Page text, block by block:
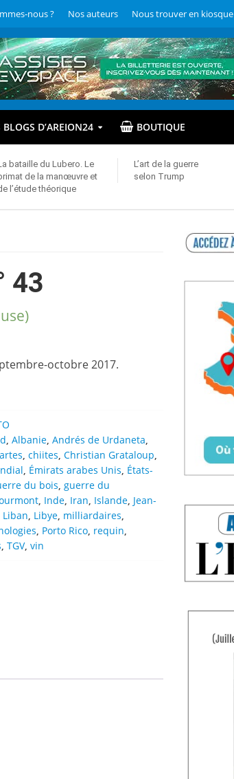
nous ? Nos auteurs Nous trouver en kiosque
BLOGS D’AREION24 BOUTIQUE
bataille du Lubero. Le
de la manœuvre et
l’étude théorique
L’art de la guerre
selon Trump
43
octobre 2017.
,Albanie,Andrés de Urdaneta,
,chiites,Christian Grataloup,
, Émirats arabes Unis, États-
du bois,guerre du
, Inde, Iran, Islande, Jean-
Liban, Libye, milliardaires,
, Porto Rico, requin,
,TGV,vin